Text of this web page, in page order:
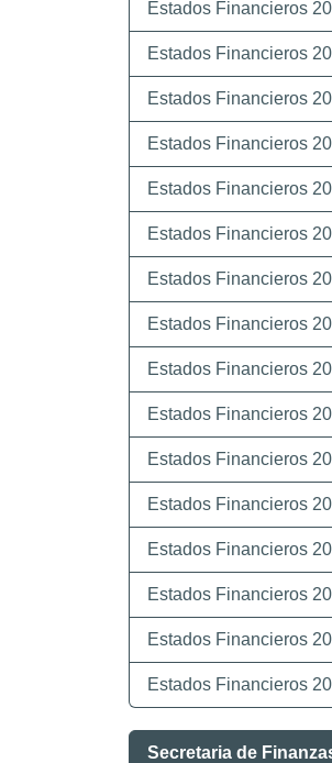
Estados Financieros
Estados Financieros
Estados Financieros
Estados Financieros
Estados Financieros
Estados Financieros
Estados Financieros
Estados Financieros
Estados Financieros
Estados Financieros
Estados Financieros
Estados Financieros
Estados Financieros
Estados Financieros
Estados Financieros
Estados Financieros
Secretaria de